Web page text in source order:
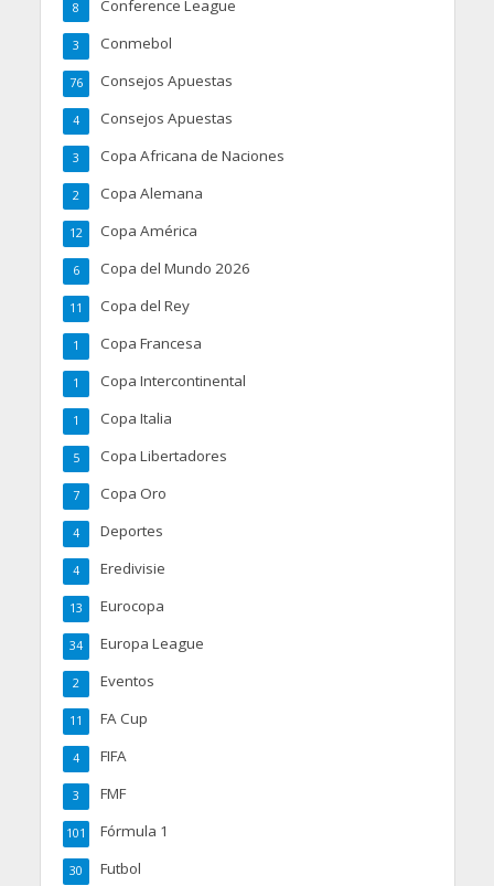
Conference League
8
Conmebol
3
Consejos Apuestas
76
Consejos Apuestas
4
Copa Africana de Naciones
3
Copa Alemana
2
Copa América
12
Copa del Mundo 2026
6
Copa del Rey
11
Copa Francesa
1
Copa Intercontinental
1
Copa Italia
1
Copa Libertadores
5
Copa Oro
7
Deportes
4
Eredivisie
4
Eurocopa
13
Europa League
34
Eventos
2
FA Cup
11
FIFA
4
FMF
3
Fórmula 1
101
Futbol
30